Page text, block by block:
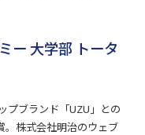
ー 大学部 トータ
プブランド「UZU」との
。株式会社明治のウェブ